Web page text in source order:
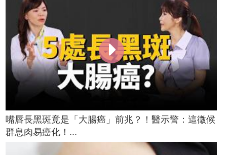
嘴唇長黑斑竟是「大腸癌」前兆？！醫示警：這徵候
群息肉易癌化！...